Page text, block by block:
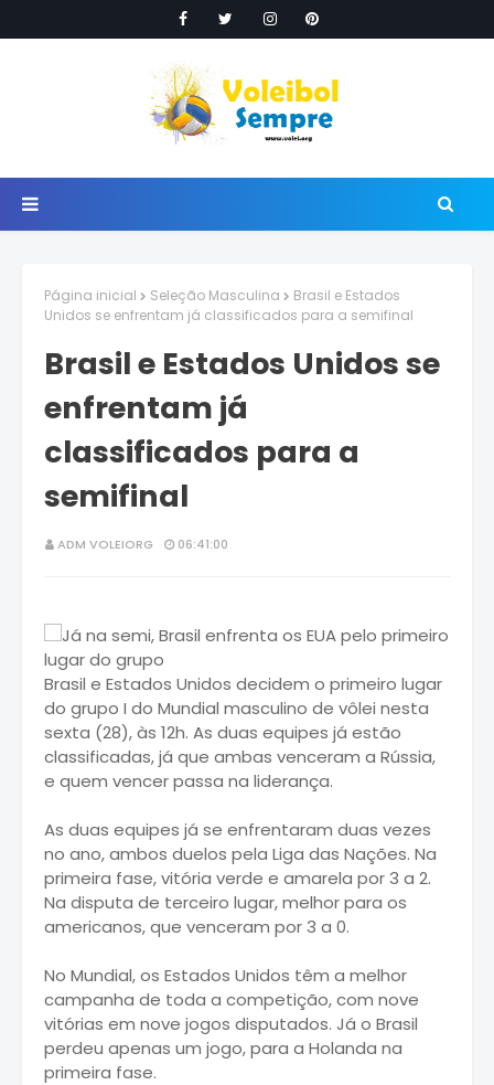
Página inicial Seleção Masculina
Brasil e Estados
Unidos se enfrentam já classificados para a semifinal
Brasil e Estados Unidos se
enfrentam já
classificados para a
semifinal
ADM VOLEIORG 06:41:00
Brasil e Estados Unidos decidem o primeiro lugar
do grupo I do Mundial masculino de vôlei nesta
sexta (28), às 12h. As duas equipes já estão
classificadas, já que ambas venceram a Rússia,
e quem vencer passa na liderança.
As duas equipes já se enfrentaram duas vezes
no ano, ambos duelos pela Liga das Nações. Na
primeira fase, vitória verde e amarela por 3 a 2.
Na disputa de terceiro lugar, melhor para os
americanos, que venceram por 3 a 0.
No Mundial, os Estados Unidos têm a melhor
campanha de toda a competição, com nove
vitórias em nove jogos disputados. Já o Brasil
perdeu apenas um jogo, para a Holanda na
primeira fase.